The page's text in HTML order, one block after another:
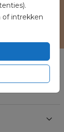
intrekken